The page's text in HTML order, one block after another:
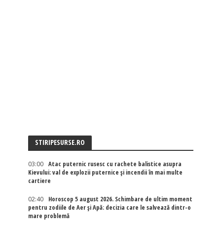
STIRIPESURSE.RO
03:00
Atac puternic rusesc cu rachete balistice asupra
Kievului: val de explozii puternice și incendii în mai multe
cartiere
02:40
Horoscop 5 august 2026. Schimbare de ultim moment
pentru zodiile de Aer și Apă: decizia care le salvează dintr-o
mare problemă